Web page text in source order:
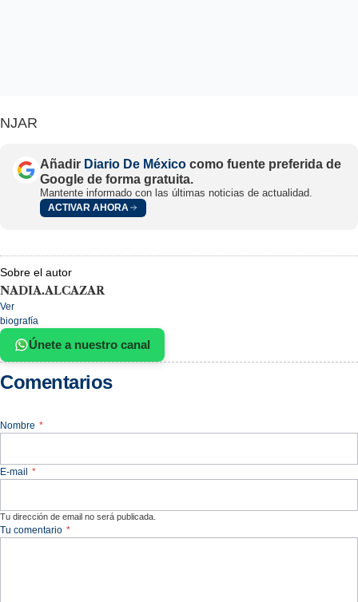
NJAR
Añadir Diario De México como fuente preferida de
Google de forma gratuita.
Mantente informado con las últimas noticias de actualidad.
ACTIVAR AHORA
Sobre el autor
NADIA.ALCAZAR
Ver
biografía
Únete a nuestro canal
Comentarios
Nombre *
E-mail *
Tu dirección de email no será publicada.
Tu comentario *